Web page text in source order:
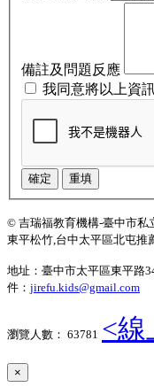
備註及問題反應
我同意將以上資
確定 重填
© 吉瑞福教育機構-臺中市私
東平松竹,台中太平區北屯推
地址：臺中市太平區東平路
件： jirefu.kids@gmail.com
瀏覽人數： 63781 <線
×